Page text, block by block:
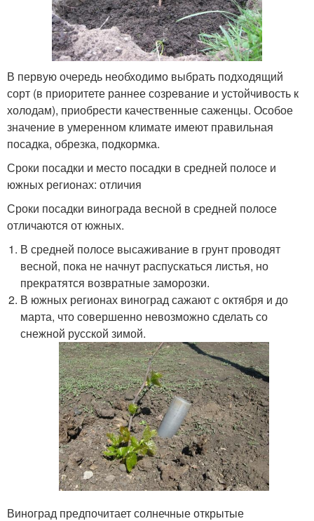
В первую очередь необходимо выбрать подходящий
сорт (в приоритете раннее созревание и устойчивость к
холодам), приобрести качественные саженцы. Особое
значение в умеренном климате имеют правильная
посадка, обрезка, подкормка.
Сроки посадки и место посадки в средней полосе и
южных регионах: отличия
Сроки посадки винограда весной в средней полосе
отличаются от южных.
В средней полосе высаживание в грунт проводят
весной, пока не начнут распускаться листья, но
прекратятся возвратные заморозки.
В южных регионах виноград сажают с октября и до
марта, что совершенно невозможно сделать со
снежной русской зимой.
Виноград предпочитает солнечные открытые